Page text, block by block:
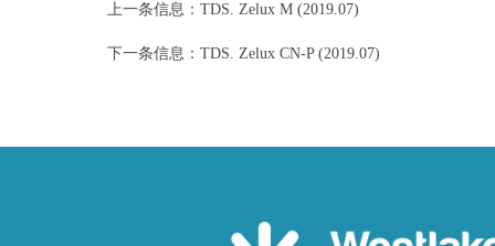
上一条信息： TDS. Zelux M (2019.07)
下一条信息： TDS. Zelux CN-P (2019.07)